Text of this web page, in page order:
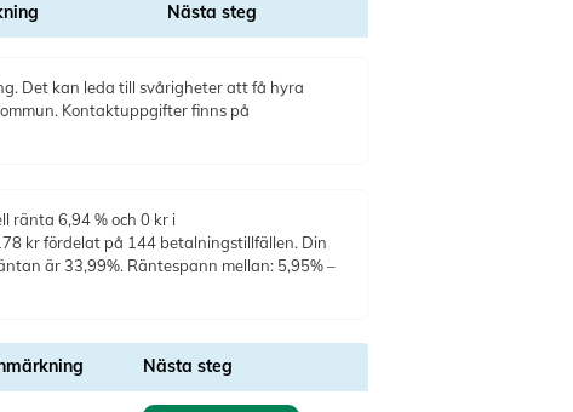
Nästa steg
Det kan leda till svårigheter att få hyra
Kontaktuppgifter finns på
ränta 6,94 % och 0 kr i
kr fördelat på 144 betalningstillfällen. Din
är 33,99%. Räntespann mellan: 5,95% –
Nästa steg